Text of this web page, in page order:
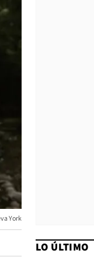
York
LO ÚLTIMO